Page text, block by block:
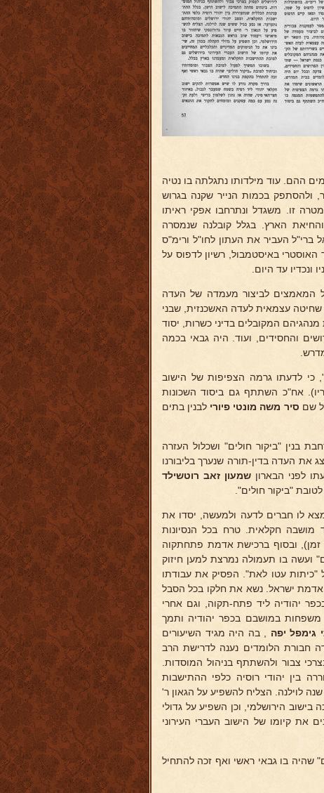
ההם. עוד מילדותו נתגלתה בו נטיה
ולהסתפק בכמות הנייר שקנה בגרוש
זו. משגדל ונתרחבו אפקי ראיתו
והחיאת הארץ. בגלל קובלנה שנמסרה
ברי"ל העביר את העתון לחו"ל ורימ"ס
באיסטמבול, רשיון לדפוס על
ונכדיו עד היום.
המאמצים לביצור מעמדה של העדה
שחיטה עצמאית לעדה האשכנזית, שבני
המקובלים בדיני כשרות, יסוד
והחסידים, ועוד. היה גבאי בכמה
לדעתו גרמה הצפיפות של הישוב
אח"כ השתתף גם ביסוד השכונות
שם סיר משה מונטי פיורי לבנין בתים
בנין "ביקור חולים" ושכלול העזרה
את העדה בדין-תורה שנערך בליבורנו
לפני הבארון שמעון זאב רוטשילד
"ביקור חולים".
לו חברים לדעה ולמעשה, יסדו את
מושבה חקלאית. טרח בכל הנסיונות
זמן), ובסוף ברכישת אדמת פתחתקוה
ועשה בו תעמולה נמרצת למען חיזוק
"כיתות עטו לאת". הפסיק את עבודתו
אדמת ישראל. נשא את חלקו בכל הסבל
יהודיה ליד פתח-תקוה, וגם אחרי
במושבם בכפר יהודיה ותמך
גימפל יפה , בה היה מגיד השיעורים
חבורת הלומדים נענה לדרישת הרב
צבור ולהשתתף בניהול המוסדות.
בין יהודי רוסיה כלפי ההתישבות
לוילנה. הצליח להשפיע על הגאון ר'
בישוב הירושלמי, וכן השפיע על גדולי
את קיומו של הישוב העברי העירוני
שהיה בו גבאי ראשי ואף זכה להתחיל